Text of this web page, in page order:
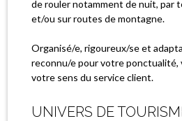
de rouler notamment de nuit, par
et/ou sur routes de montagne.
Organisé/e, rigoureux/se et
reconnu/e pour votre
votre sens du service client.
UNIVERS DE